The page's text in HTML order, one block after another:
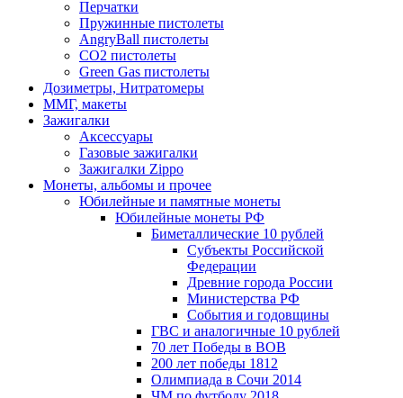
Перчатки
Пружинные пистолеты
AngryBall пистолеты
CO2 пистолеты
Green Gas пистолеты
Дозиметры, Нитратомеры
ММГ, макеты
Зажигалки
Аксессуары
Газовые зажигалки
Зажигалки Zippo
Монеты, альбомы и прочее
Юбилейные и памятные монеты
Юбилейные монеты РФ
Биметаллические 10 рублей
Субъекты Российской
Федерации
Древние города России
Министерства РФ
События и годовщины
ГВС и аналогичные 10 рублей
70 лет Победы в ВОВ
200 лет победы 1812
Олимпиада в Сочи 2014